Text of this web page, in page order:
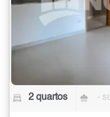
2 quartos -